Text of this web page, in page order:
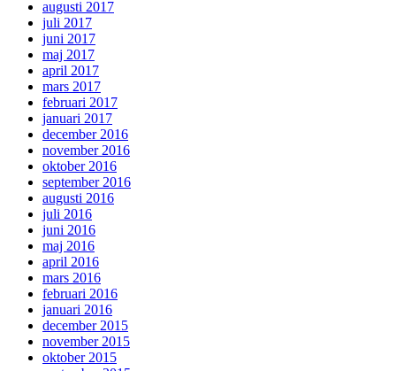
augusti 2017
juli 2017
juni 2017
maj 2017
april 2017
mars 2017
februari 2017
januari 2017
december 2016
november 2016
oktober 2016
september 2016
augusti 2016
juli 2016
juni 2016
maj 2016
april 2016
mars 2016
februari 2016
januari 2016
december 2015
november 2015
oktober 2015